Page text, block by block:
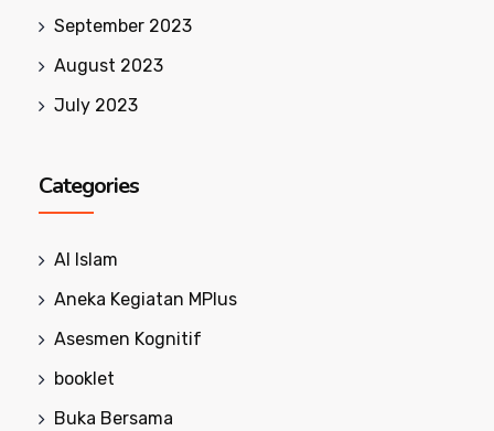
September 2023
August 2023
July 2023
Categories
Al Islam
Aneka Kegiatan MPlus
Asesmen Kognitif
booklet
Buka Bersama